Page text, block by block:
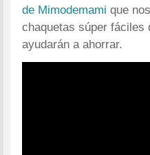
de Mimodemami que
chaquetas súper fáciles
ayudarán a ahorrar.